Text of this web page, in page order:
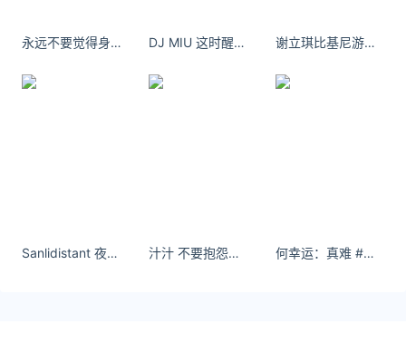
永远不要觉得身边没有人就觉得自己不好. DJ MIU 这时醒来，似梦非梦 谢立琪比基尼游艇性感写真
Sanlidistant 夜了，睡了，醒了，醉了，你还是走了。 汁汁 不要抱怨，不要幻想，改变自己，定下目标，朝着自己心中的方向前行。 何幸运：真难 #运动穿搭 #运动健身 #网球 #网球训练 #运动风